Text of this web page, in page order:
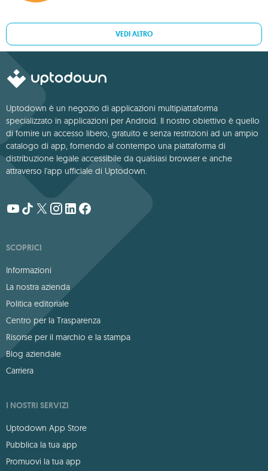
VEDI ALTRO
Uptodown è un negozio di applicazioni multipiattaforma
specializzato in applicazioni per Android. Il nostro obiettivo è quello
di fornire un accesso libero, gratuito e senza restrizioni ad un ampio
catalogo di app, fornendo al contempo una piattaforma di
distribuzione legale accessibile da qualsiasi browser e anche
attraverso l'app ufficiale di Uptodown.
SCOPRICI
Informazioni
La nostra azienda
Politica editoriale
Centro per la Trasparenza
Risorse per il marchio e la stampa
Blog aziendale
Carriera
I NOSTRI SERVIZI
Uptodown App Store
Pubblica la tua app
Promuovi la tua app